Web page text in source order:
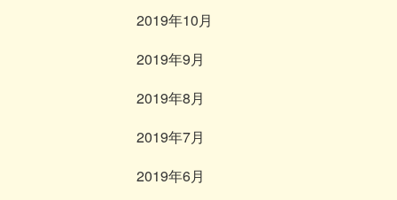
2019年10月
2019年9月
2019年8月
2019年7月
2019年6月